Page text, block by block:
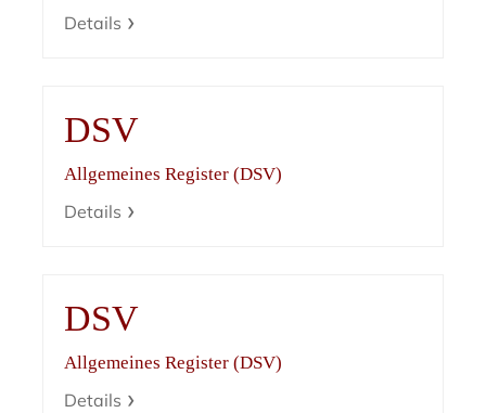
Details
DSV
Allgemeines Register (DSV)
Details
DSV
Allgemeines Register (DSV)
Details